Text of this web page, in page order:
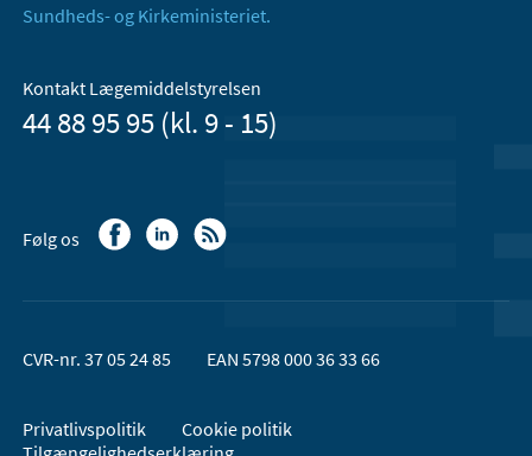
Sundheds- og Kirkeministeriet.
Kontakt Lægemiddelstyrelsen
44 88 95 95 (kl. 9 - 15)
Følg os
CVR-nr. 37 05 24 85 EAN 5798 000 36 33 66
Privatlivspolitik
Cookie politik